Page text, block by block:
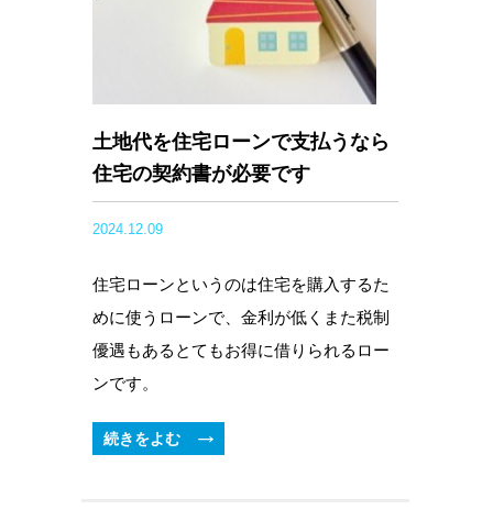
土地代を住宅ローンで支払うなら
住宅の契約書が必要です
2024.12.09
住宅ローンというのは住宅を購入するた
めに使うローンで、金利が低くまた税制
優遇もあるとてもお得に借りられるロー
ンです。
続きをよむ